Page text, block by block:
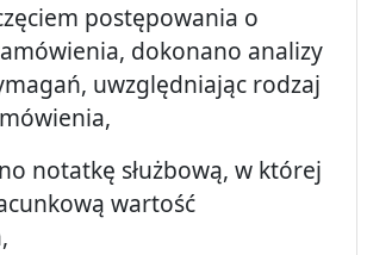
postępowania o
dokonano analizy
uwzględniając rodzaj
notatkę służbową, w której
wartość